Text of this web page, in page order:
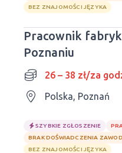
BEZ ZNAJOMOŚCI JĘZYKA
Pracownik
Poznaniu
26 – 38 zł/za
Polska, Poznań
SZYBKIE ZGŁOSZENIE
BRAK DOŚWIADCZENIA
BEZ ZNAJOMOŚCI JĘZYKA